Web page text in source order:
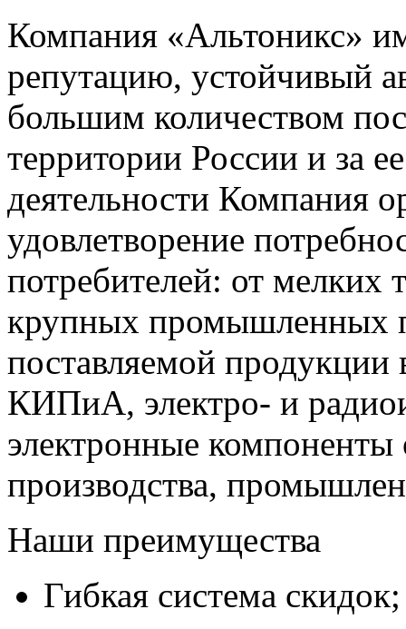
Компания «Альтоникс»
репутацию, устойчивый
большим количеством
территории России и за
деятельности Компания
удовлетворение
потребителей: от мелких
крупных промышленных
поставляемой продукции
КИПиА, электро- и
электронные компоненты
производства,
Наши преимущества
Гибкая система скидок;